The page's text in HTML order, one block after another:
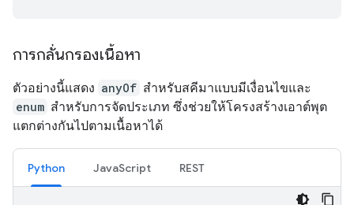
การกลั่นกรองเนื้อหา
ตัวอย่างนี้แสดง anyOf สำหรับสคีมาแบบมีเงื่อนไขและ
enum สำหรับการจัดประเภท ซึ่งช่วยให้โครงสร้างเอาต์พุต
แตกต่างกันไปตามเนื้อหาได้
Python JavaScript REST